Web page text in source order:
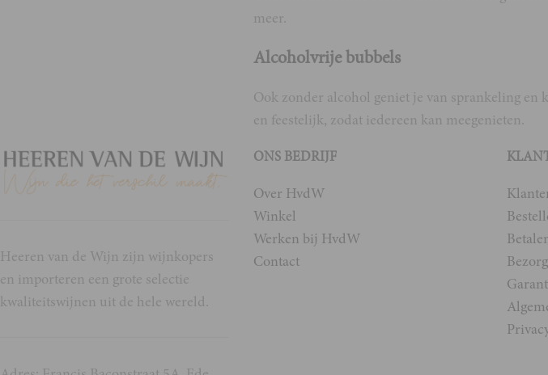
meer.
Alcoholvrije bubbels
Ook zonder alcohol geniet je van sprankeling
en feestelijk, zodat iedereen kan meegenieten.
Heeren van de Wijn zijn wijnkopers
en importeren een grote selectie
kwaliteitswijnen uit de hele wereld.
ONS BEDRIJF
Over HvdW
Winkel
Werken bij HvdW
Contact